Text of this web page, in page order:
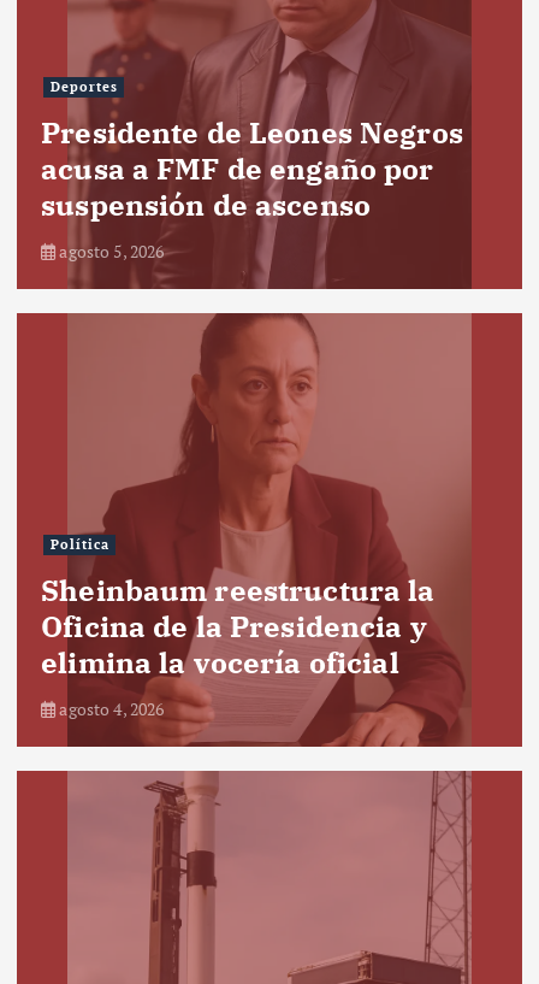
Deportes
Presidente de Leones Negros
acusa a FMF de engaño por
suspensión de ascenso
agosto 5, 2026
Política
Sheinbaum reestructura la
Oficina de la Presidencia y
elimina la vocería oficial
agosto 4, 2026